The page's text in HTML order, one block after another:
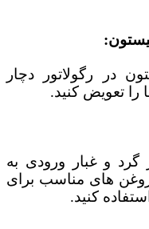
در رگولاتور دچار
تعویض کنید.
گرد و غبار ورودی به
های مناسب برای
کنید.